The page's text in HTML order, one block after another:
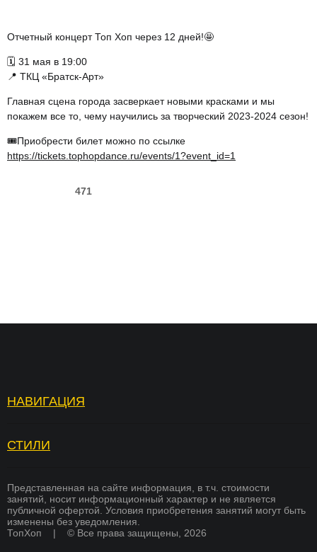
Отчетный концерт Топ Хоп через 12 дней!🤩
🗓️ 31 мая в 19:00
📍 ТКЦ «Братск-Арт»
Главная сцена города засверкает новыми красками и мы
покажем все то, чему научились за творческий 2023-2024 сезон!
🎟️Приобрести билет можно по ссылке
https://tickets.tophopdance.ru/events/1?event_id=1
471
НАВИГАЦИЯ
Услуги
Памятка для родителей
Преподаватели
Стоимость
Вопросы и ответы
Академия тренеров
Франшиза
Оплата
СТИЛИ
ХИП ХОП
СОВРЕМЕННЫЕ ТАНЦЫ
K-POP
Представленная на сайте информация, в т.ч. стоимости
занятий, носит информационный характер и не является
публичной офертой. Условия приобретения занятий могут быть
изменены без уведомления.
ТопХоп | © Все права защищены, 2026